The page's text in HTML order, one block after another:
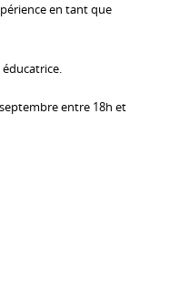
en tant que
entre 18h et